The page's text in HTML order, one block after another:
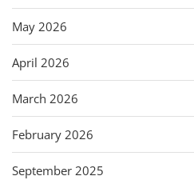
May 2026
April 2026
March 2026
February 2026
September 2025